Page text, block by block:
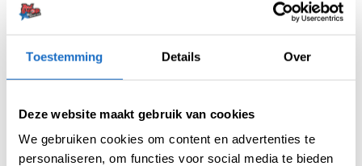
Toestemming Details Over
Deze website maakt gebruik van cookies
We gebruiken cookies om content en advertenties te
personaliseren, om functies voor social media te bieden
Gratis verzending vanaf 50,- In NL en BE
Retouren binnen 14 dagen
,Shafts
Harrows